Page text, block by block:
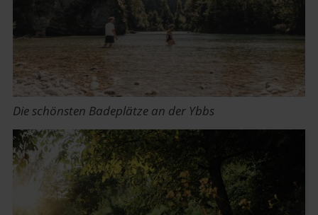
Die schönsten Badeplätze an der Ybbs